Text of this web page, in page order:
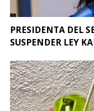
PRESIDENTA DEL
SUSPENDER LEY